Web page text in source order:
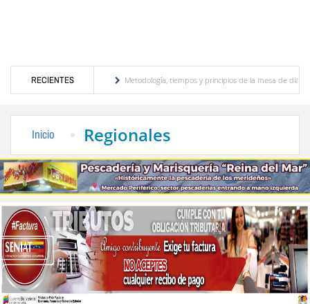
RECIENTES
José David Cabello
Metodología, tiempos y principios de la mesa de diálogo: Lo
Inicio Regionales